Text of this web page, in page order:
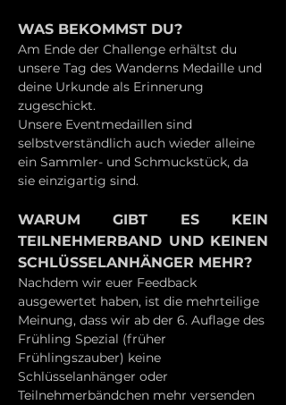
WAS BEKOMMST DU?
Am Ende der Challenge erhältst du
unsere Tag des Wanderns Medaille und
deine Urkunde als Erinnerung
zugeschickt.
Unsere Eventmedaillen sind
selbstverständlich auch wieder alleine
ein Sammler- und Schmuckstück, da
sie einzigartig sind.
WARUM GIBT ES KEIN
TEILNEHMERBAND UND KEINEN
SCHLÜSSELANHÄNGER MEHR?
Nachdem wir euer Feedback
ausgewertet haben, ist die mehrteilige
Meinung, dass wir ab der 6. Auflage des
Frühling Spezial (früher
Frühlingszauber) keine
Schlüsselanhänger oder
Teilnehmerbändchen mehr versenden